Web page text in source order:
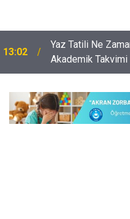
13:02
Yaz Tatili Ne
Akademik Takvimi